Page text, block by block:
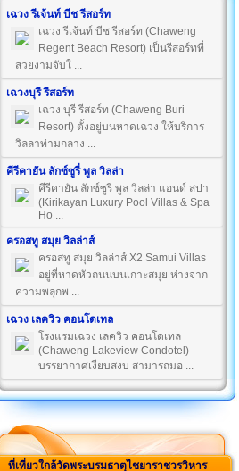
เฉวง รีเจ้นท์ บีช รีสอร์ท
เฉวง รีเจ้นท์ บีช รีสอร์ท (Chaweng
Regent Beach Resort) เป็นรีสอร์ทที่
สวยงามจับใ ...
เฉวงบุรี รีสอร์ท
เฉวง บุรี รีสอร์ท (Chaweng Buri
Resort) ตั้งอยู่บนหาดเฉวง ให้บริการ
วิลลาท่ามกลาง ...
คีรีคายัน ลักซ์ซูรี่ พูล วิลล่า
คีรีคายัน ลักซ์ซูรี่ พูล วิลล่า แอนด์ สปา
(Kirikayan Luxury Pool Villas & Spa
Ho ...
ครอสทู สมุย วิลล่าส์
ครอสทู สมุย วิลล่าส์ X2 Samui Villas
อยู่ที่หาดหัวถนนบนเกาะสมุย ห่างจาก
ความพลุกพ ...
เฉวง เลควิว คอนโดเทล
โรงแรมเฉวง เลควิว คอนโดเทล
(Chaweng Lakeview Condotel)
บรรยากาศเงียบสงบ สามารถมอ ...
ที่เที่ยวใกล้วัดพระบรมธาตุไชยาราชวรวิหาร